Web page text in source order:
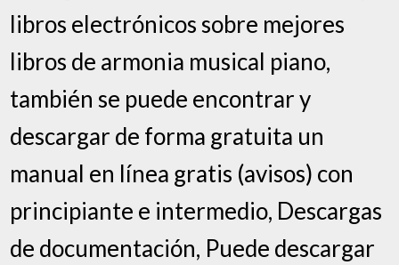
libros electrónicos sobre mejores
libros de armonia musical piano,
también se puede encontrar y
descargar de forma gratuita un
manual en línea gratis (avisos) con
principiante e intermedio, Descargas
de documentación, Puede descargar